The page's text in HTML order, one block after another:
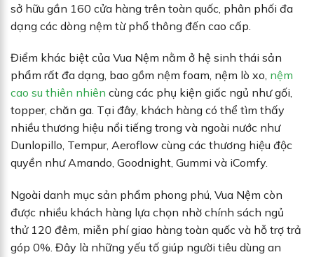
sở hữu gần 160 cửa hàng trên toàn quốc, phân phối đa
dạng các dòng nệm từ phổ thông đến cao cấp.
Điểm khác biệt của Vua Nệm nằm ở hệ sinh thái sản
phẩm rất đa dạng, bao gồm nệm foam, nệm lò xo, nệm
cao su thiên nhiên cùng các phụ kiện giấc ngủ như gối,
topper, chăn ga. Tại đây, khách hàng có thể tìm thấy
nhiều thương hiệu nổi tiếng trong và ngoài nước như
Dunlopillo, Tempur, Aeroflow cùng các thương hiệu độc
quyền như Amando, Goodnight, Gummi và iComfy.
Ngoài danh mục sản phẩm phong phú, Vua Nệm còn
được nhiều khách hàng lựa chọn nhờ chính sách ngủ
thử 120 đêm, miễn phí giao hàng toàn quốc và hỗ trợ trả
góp 0%. Đây là những yếu tố giúp người tiêu dùng an